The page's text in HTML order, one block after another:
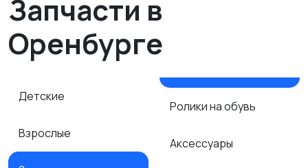
Запчасти в
Оренбурге
Детские
Взрослые
Ролики на обувь
Аксессуары